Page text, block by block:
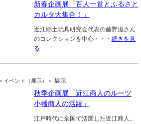
新春企画展「百人一首とふるさと
カルタ大集合！」
近江郷土玩具研究会代表の藤野滋さん
のコレクションを中心・・・ 続きを見
る
＜イベント（展示）＞ 展示
秋季企画展「近江商人のルーツ
小幡商人の活躍」
江戸時代に全国で活躍した近江商人。